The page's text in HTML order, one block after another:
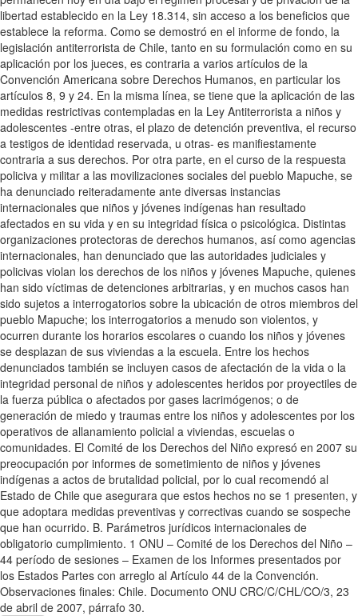
libertad establecido en la Ley 18.314, sin acceso a los beneficios que
establece la reforma. Como se demostró en el informe de fondo, la
legislación antiterrorista de Chile, tanto en su formulación como en su
aplicación por los jueces, es contraria a varios artículos de la
Convención Americana sobre Derechos Humanos, en particular los
artículos 8, 9 y 24. En la misma línea, se tiene que la aplicación de las
medidas restrictivas contempladas en la Ley Antiterrorista a niños y
adolescentes -entre otras, el plazo de detención preventiva, el recurso
a testigos de identidad reservada, u otras- es manifiestamente
contraria a sus derechos. Por otra parte, en el curso de la respuesta
policiva y militar a las movilizaciones sociales del pueblo Mapuche, se
ha denunciado reiteradamente ante diversas instancias
internacionales que niños y jóvenes indígenas han resultado
afectados en su vida y en su integridad física o psicológica. Distintas
organizaciones protectoras de derechos humanos, así como agencias
internacionales, han denunciado que las autoridades judiciales y
policivas violan los derechos de los niños y jóvenes Mapuche, quienes
han sido víctimas de detenciones arbitrarias, y en muchos casos han
sido sujetos a interrogatorios sobre la ubicación de otros miembros del
pueblo Mapuche; los interrogatorios a menudo son violentos, y
ocurren durante los horarios escolares o cuando los niños y jóvenes
se desplazan de sus viviendas a la escuela. Entre los hechos
denunciados también se incluyen casos de afectación de la vida o la
integridad personal de niños y adolescentes heridos por proyectiles de
la fuerza pública o afectados por gases lacrimógenos; o de
generación de miedo y traumas entre los niños y adolescentes por los
operativos de allanamiento policial a viviendas, escuelas o
comunidades. El Comité de los Derechos del Niño expresó en 2007 su
preocupación por informes de sometimiento de niños y jóvenes
indígenas a actos de brutalidad policial, por lo cual recomendó al
Estado de Chile que asegurara que estos hechos no se 1 presenten, y
que adoptara medidas preventivas y correctivas cuando se sospeche
que han ocurrido. B. Parámetros jurídicos internacionales de
obligatorio cumplimiento. 1 ONU – Comité de los Derechos del Niño –
44 período de sesiones – Examen de los Informes presentados por
los Estados Partes con arreglo al Artículo 44 de la Convención.
Observaciones finales: Chile. Documento ONU CRC/C/CHL/CO/3, 23
de abril de 2007, párrafo 30.